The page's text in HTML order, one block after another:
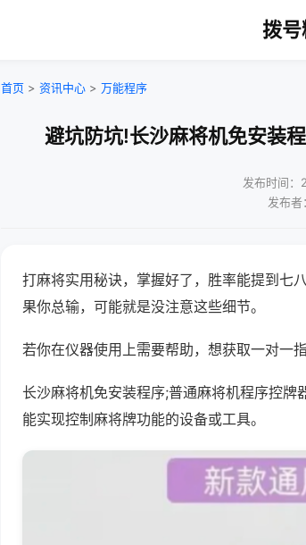
拨
首页 > 资讯中心 > 万能程序
避坑防坑!长沙麻将机免安装
发布时间
发布者
打麻将实用秘诀，掌握好了，胜率能提到七
果你总输，可能就是没注意这些细节。
若你在仪器使用上需要帮助，想获取一对一
长沙麻将机免安装程序;普通麻将机程序控
能实现控制麻将牌功能的设备或工具。